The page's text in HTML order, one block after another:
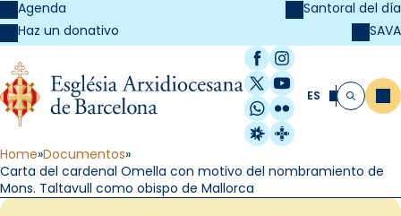
Agenda
Haz un donativo
Santoral del día
SAVA
Facebook
Instagram
X / Twitter
YouTube
WhatsApp
Flickr
Radio Estel
Catalunya
ES Buscar
Home Documentos
Carta del cardenal Omella con motivo del nombramiento de
Mons. Taltavull como obispo de Mallorca